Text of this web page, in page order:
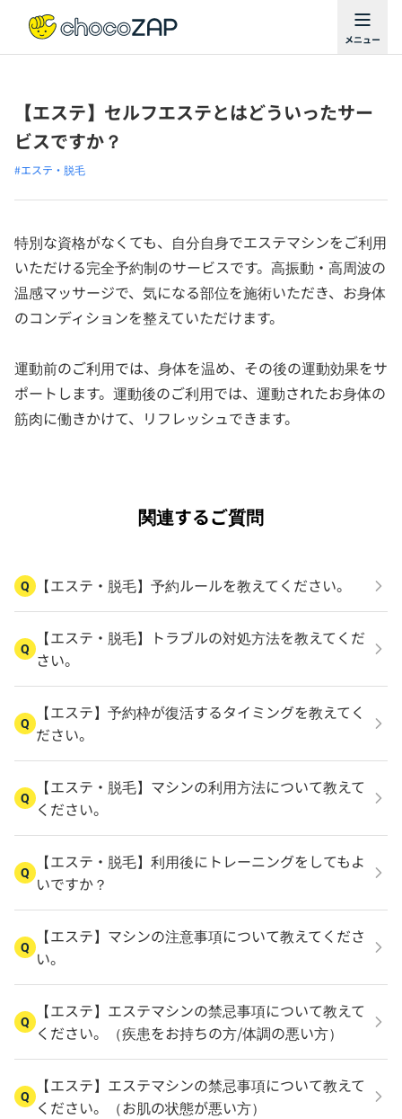
【エステ】セルフエステとはどういったサー
ビスですか？
#エステ・脱毛
特別な資格がなくても、自分自身でエステマシンをご利用
いただける完全予約制のサービスです。高振動・高周波の
温感マッサージで、気になる部位を施術いただき、お身体
のコンディションを整えていただけます。
運動前のご利用では、身体を温め、その後の運動効果をサ
ポートします。運動後のご利用では、運動されたお身体の
筋肉に働きかけて、リフレッシュできます。
関連するご質問
Q 【エステ・脱毛】予約ルールを教えてください。
Q
【エステ・脱毛】トラブルの対処方法を教えてくだ
さい。
Q
【エステ】予約枠が復活するタイミングを教えてく
ださい。
Q
【エステ・脱毛】マシンの利用方法について教えて
ください。
Q
【エステ・脱毛】利用後にトレーニングをしてもよ
いですか？
Q
【エステ】マシンの注意事項について教えてくださ
い。
Q
【エステ】エステマシンの禁忌事項について教えて
ください。（疾患をお持ちの方/体調の悪い方）
Q
【エステ】エステマシンの禁忌事項について教えて
ください。（お肌の状態が悪い方）